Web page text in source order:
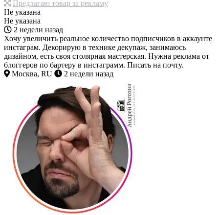
Предлагаю товар за рекламу
Не указана
Не указана
2 недели назад
Хочу увеличить реальное количество подписчиков в аккаунте
инстаграм. Декорирую в технике декупаж, занимаюсь
дизайном, есть своя столярная мастерская. Нужна реклама от
блоггеров по бартеру в инстаграмм. Писать на почту.
Москва, RU
2 недели назад